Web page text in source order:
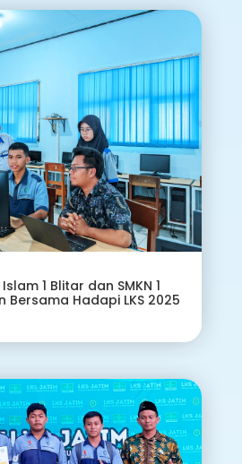
1 Blitar dan SMKN 1
Bersama Hadapi LKS 2025